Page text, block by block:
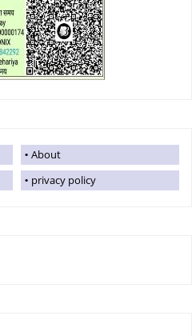
About
privacy policy